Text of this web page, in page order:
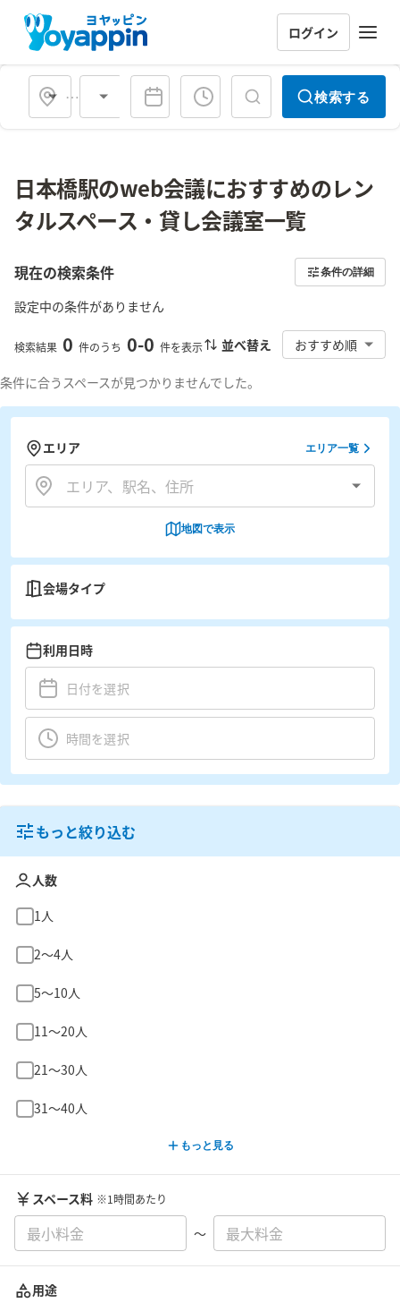
ログイン
会場タイプ 検索する
日本橋駅のweb会議におすすめのレン
タルスペース・貸し会議室一覧
現在の検索条件 条件の詳細
設定中の条件がありません
検索結果 0 件のうち 0-0 件を表示 並べ替え おすすめ順
条件に合うスペースが見つかりませんでした。
エリア エリア一覧
地図で表示
会場タイプ
利用日時
もっと絞り込む
人数
1人
2〜4人
5〜10人
11〜20人
21〜30人
31〜40人
もっと見る
スペース料 ※1時間あたり
〜
用途